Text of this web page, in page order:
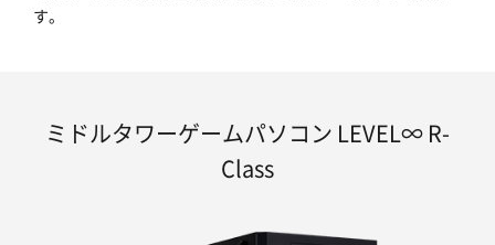
す。
ミドルタワーゲームパソコン LEVEL∞ R-
Class